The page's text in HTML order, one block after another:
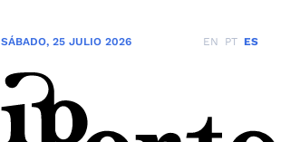
SÁBADO, 25 JULIO 2026 EN PT ES